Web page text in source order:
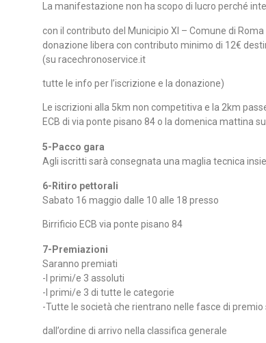
La manifestazione non ha scopo di lucro perché
con il contributo del Municipio XI – Comune di
donazione libera con contributo minimo di 12€
(su racechronoservice.it
tutte le info per l’iscrizione e la donazione)
Le iscrizioni alla 5km non competitiva e la 2km
ECB di via ponte pisano 84 o la domenica mattina
5-Pacco gara
Agli iscritti sarà consegnata una maglia tecnica
6-Ritiro pettorali
Sabato 16 maggio dalle 10 alle 18 presso
Birrificio ECB via ponte pisano 84
7-Premiazioni
Saranno premiati
-I primi/e 3 assoluti
-I primi/e 3 di tutte le categorie
-Tutte le società che rientrano nelle fasce di
dall’ordine di arrivo nella classifica generale